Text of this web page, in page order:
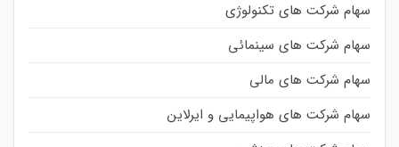
سهام شرکت های تکنولوژی
سهام شرکت های سینمائی
سهام شرکت های مالی
سهام شرکت های هواپیمایی و ایرلاین